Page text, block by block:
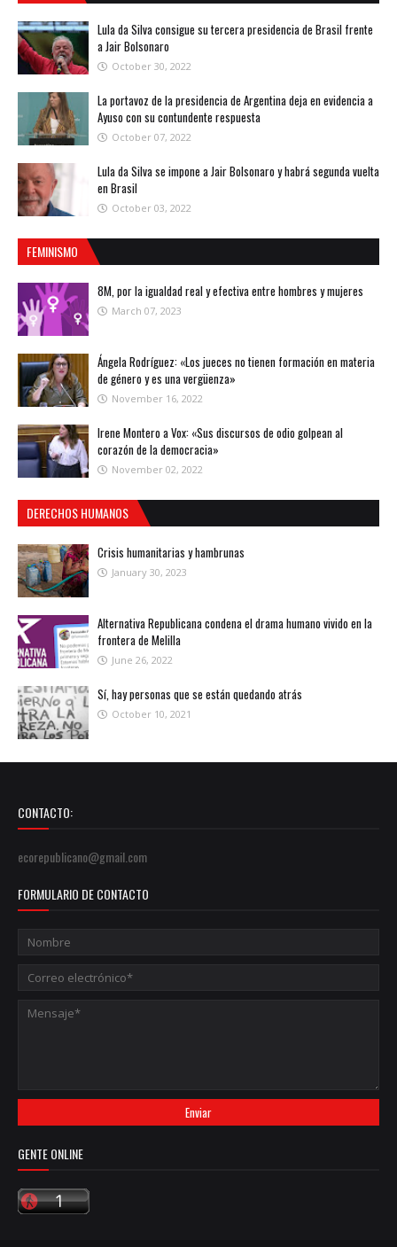
Lula da Silva consigue su tercera presidencia de Brasil frente
a Jair Bolsonaro
October 30, 2022
La portavoz de la presidencia de Argentina deja en evidencia a
Ayuso con su contundente respuesta
October 07, 2022
Lula da Silva se impone a Jair Bolsonaro y habrá segunda vuelta
en Brasil
October 03, 2022
FEMINISMO
8M, por la igualdad real y efectiva entre hombres y mujeres
March 07, 2023
Ángela Rodríguez: «Los jueces no tienen formación en materia
de género y es una vergüenza»
November 16, 2022
Irene Montero a Vox: «Sus discursos de odio golpean al
corazón de la democracia»
November 02, 2022
DERECHOS HUMANOS
Crisis humanitarias y hambrunas
January 30, 2023
Alternativa Republicana condena el drama humano vivido en la
frontera de Melilla
June 26, 2022
Sí, hay personas que se están quedando atrás
October 10, 2021
CONTACTO:
ecorepublicano@gmail.com
FORMULARIO DE CONTACTO
GENTE ONLINE